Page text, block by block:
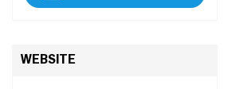
WEBSITE